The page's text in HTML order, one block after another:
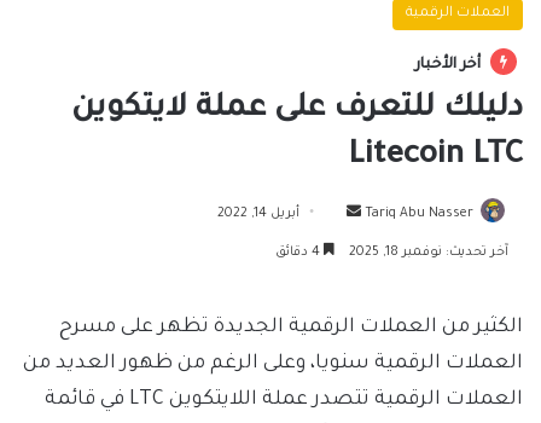
العملات الرقمية
أخر الأخبار
دليلك للتعرف على عملة لايتكوين
Litecoin LTC
Tariq Abu Nasser
أرسل
بريدا
أبريل 14, 2022
آخر تحديث: نوفمبر 18, 2025
الكثير من العملات الرقمية الجديدة تظهر على مسرح
العملات الرقمية سنويا، وعلى الرغم من ظهور العديد من
العملات الرقمية تتصدر عملة اللايتكوين LTC في قائمة